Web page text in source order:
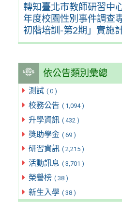
轉知臺北市教師研習中
年度校園性別事件調查
初階培訓-第2期」實施
依公告類別彙總
測試 ( 0 )
校務公告 ( 1,094 )
升學資訊 ( 432 )
獎助學金 ( 69 )
研習資訊 ( 2,215 )
活動訊息 ( 3,701 )
榮譽榜 ( 38 )
新生入學 ( 38 )